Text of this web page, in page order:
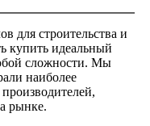
для строительства и
купить идеальный
сложности. Мы
наиболее
рынке.